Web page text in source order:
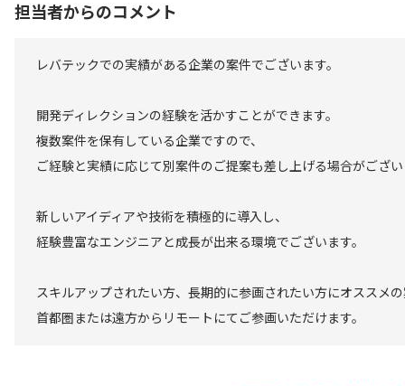
担当者からのコメント
レバテックでの実績がある企業の案件でございます。
開発ディレクションの経験を活かすことができます。
複数案件を保有している企業ですので、
ご経験と実績に応じて別案件のご提案も差し上げる場合がござ
新しいアイディアや技術を積極的に導入し、
経験豊富なエンジニアと成長が出来る環境でございます。
スキルアップされたい方、長期的に参画されたい方にオススメ
首都圏または遠方からリモートにてご参画いただけます。